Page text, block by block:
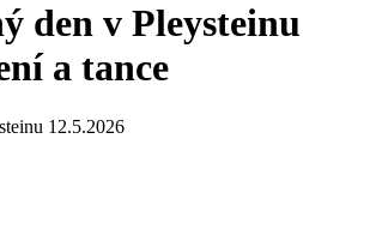
den v Pleysteinu
a tance
12.5.2026